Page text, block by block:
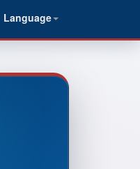
Language